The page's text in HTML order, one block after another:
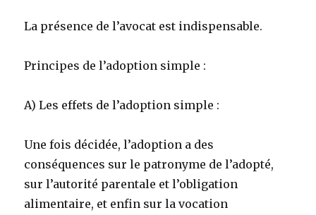
La présence de l’avocat est indispensable.
Principes de l’adoption simple :
A) Les effets de l’adoption simple :
Une fois décidée, l’adoption a des
conséquences sur le patronyme de l’adopté,
sur l’autorité parentale et l’obligation
alimentaire, et enfin sur la vocation